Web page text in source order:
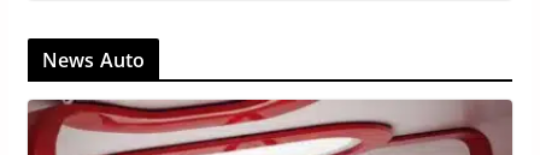
News Auto